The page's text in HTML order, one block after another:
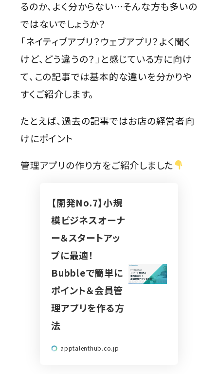
るのか、よく分からない…そんな方も多いの
ではないでしょうか？
「ネイティブアプリ？ウェブアプリ？よく聞く
けど、どう違うの？」と感じている方に向け
て、この記事では基本的な違いを分かりや
すくご紹介します。
たとえば、過去の記事ではお店の経営者向
けにポイント
管理アプリの作り方をご紹介しました
【開発No.7】小規
模ビジネスオーナ
ー＆スタートアッ
プに最適！
Bubbleで簡単に
ポイント＆会員管
理アプリを作る方
法
apptalenthub.co.jp